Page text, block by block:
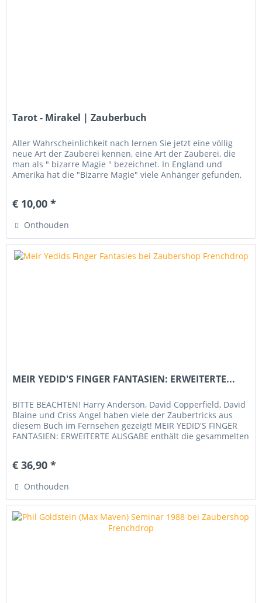
Tarot - Mirakel | Zauberbuch
Aller Wahrscheinlichkeit nach lernen Sie jetzt eine völlig
neue Art der Zauberei kennen, eine Art der Zauberei, die
man als " bizarre Magie " bezeichnet. In England und
Amerika hat die "Bizarre Magie" viele Anhänger gefunden,
€ 10,00 *
Onthouden
MEIR YEDID'S FINGER FANTASIEN: ERWEITERTE...
BITTE BEACHTEN! Harry Anderson, David Copperfield, David
Blaine und Criss Angel haben viele der Zaubertricks aus
diesem Buch im Fernsehen gezeigt! MEIR YEDID'S FINGER
FANTASIEN: ERWEITERTE AUSGABE enthält die gesammelten
€ 36,90 *
Onthouden